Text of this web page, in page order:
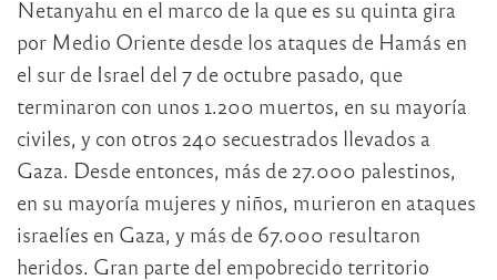
Netanyahu en el marco de la que es su quinta gira
por Medio Oriente desde los ataques de Hamás en
el sur de Israel del 7 de octubre pasado, que
terminaron con unos 1.200 muertos, en su mayoría
civiles, y con otros 240 secuestrados llevados a
Gaza. Desde entonces, más de 27.000 palestinos,
en su mayoría mujeres y niños, murieron en ataques
israelíes en Gaza, y más de 67.000 resultaron
heridos. Gran parte del empobrecido territorio